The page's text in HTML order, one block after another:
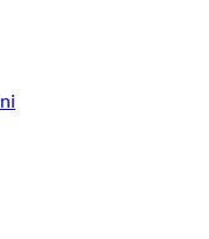
estamos aquí para hacer
tenemos para ofrecerte en
y soporte de repisa en
tus proyectos y
lo que tenemos para
y soporte de repisa